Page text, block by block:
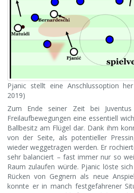
Pjanic stellt eine Anschlussoption
2019)
Zum Ende seiner Zeit bei
Freilaufbewegungen eine essentiell
Ballbesitz am Flügel dar. Dank ihm
von der Seite, als potentieller
wieder weggetragen werden. Er
sehr balanciert – fast immer nur so
Raum zulaufen würde. Pjanic löste
Rücken von Gegnern als neue
konnte er in manch festgefahrener